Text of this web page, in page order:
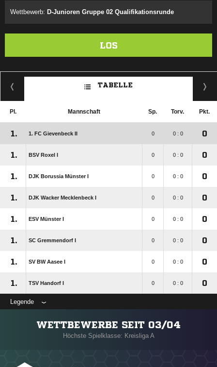
Wettbewerb: D-Junioren Gruppe 02 Qualifikationsrunde
LOS
TABELLE
Pl. Mannschaft Sp. Torv. Pkt.
1. 1. FC Gievenbeck II 0 0 : 0 0
1. BSV Roxel I 0 0 : 0 0
1. DJK Borussia Münster I 0 0 : 0 0
1. DJK Wacker Mecklenbeck I 0 0 : 0 0
1. ESV Münster I 0 0 : 0 0
1. SC Gremmendorf I 0 0 : 0 0
1. SV BW Aasee I 0 0 : 0 0
1. TSV Handorf I 0 0 : 0 0
Legende
WETTBEWERBE SEIT 03/04
Höchste Spielklasse: Kreisliga A